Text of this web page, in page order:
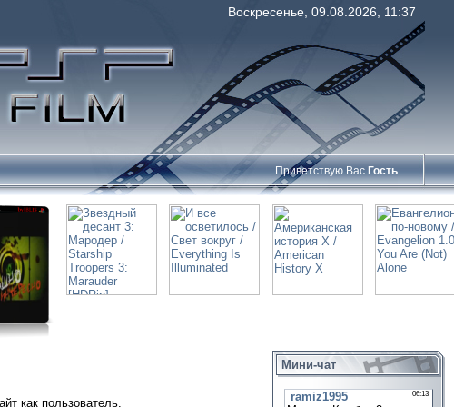
Воскресенье, 09.08.2026, 11:37
Приветствую Вас Гость
как пользователь.
Мини-чат